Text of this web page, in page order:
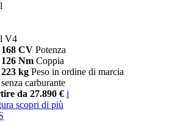
V4
168 CV Potenza
126 Nm Coppia
223 kg Peso in ordine di marcia
senza carburante
da 27.890 € i
scopri di più